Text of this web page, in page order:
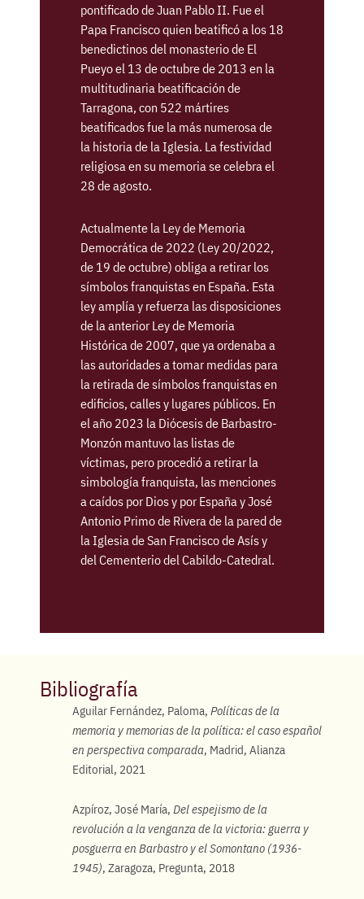
pontificado de Juan Pablo II. Fue el
Papa Francisco quien beatificó a los 18
benedictinos del monasterio de El
Pueyo el 13 de octubre de 2013 en la
multitudinaria beatificación de
Tarragona, con 522 mártires
beatificados fue la más numerosa de
la historia de la Iglesia. La festividad
religiosa en su memoria se celebra el
28 de agosto.
Actualmente la Ley de Memoria
Democrática de 2022 (Ley 20/2022,
de 19 de octubre) obliga a retirar los
símbolos franquistas en España. Esta
ley amplía y refuerza las disposiciones
de la anterior Ley de Memoria
Histórica de 2007, que ya ordenaba a
las autoridades a tomar medidas para
la retirada de símbolos franquistas en
edificios, calles y lugares públicos. En
el año 2023 la Diócesis de Barbastro-
Monzón mantuvo las listas de
víctimas, pero procedió a retirar la
simbología franquista, las menciones
a caídos por Dios y por España y José
Antonio Primo de Rivera de la pared de
la Iglesia de San Francisco de Asís y
del Cementerio del Cabildo-Catedral.
Bibliografía
Aguilar Fernández, Paloma, Políticas de la
memoria y memorias de la política: el caso español
en perspectiva comparada, Madrid, Alianza
Editorial, 2021
Azpíroz, José María, Del espejismo de la
revolución a la venganza de la victoria: guerra y
posguerra en Barbastro y el Somontano (1936-
1945), Zaragoza, Pregunta, 2018